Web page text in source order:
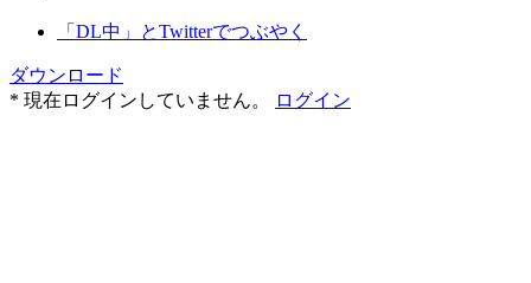
「DL中」とTwitterでつぶやく
ダウンロード
* 現在ログインしていません。
ログイン